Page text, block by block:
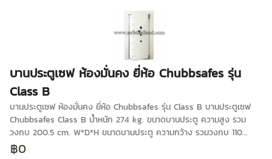
บานประตูเซฟ ห้องมั่นคง ยี่ห้อ Chubbsafes รุ่น
Class B
บานประตูเซฟ ห้องมั่นคง ยี่ห้อ Chubbsafes รุ่น Class B บานประตูเซฟ
Chubbsafes Class B น้ำหนัก 274 kg. ขนาดบานประตู ความสูง รวม
วงกบ 200.5 cm. W*D*H ขนาดบานประตู ความกว้าง รวมวงกบ 110...
฿0